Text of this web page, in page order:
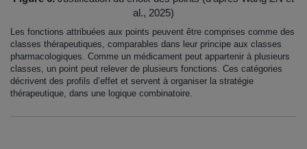
al., 2025)
Les fonctions attribuées aux points peuvent être comprises comme des
classes thérapeutiques, comparables dans leur principe aux classes
pharmacologiques. Comme un médicament peut appartenir à plusieurs
classes, un point peut relever de plusieurs fonctions. Ces catégories
décrivent des profils d’effet et servent à organiser la stratégie
thérapeutique, dans une logique combinatoire.